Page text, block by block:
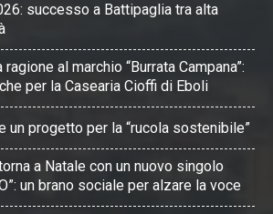
successo a Battipaglia tra alta
ragione al marchio “Burrata Campana”:
per la Casearia Cioffi di Eboli
un progetto per la “rucola sostenibile”
a Natale con un nuovo singolo
un brano sociale per alzare la voce